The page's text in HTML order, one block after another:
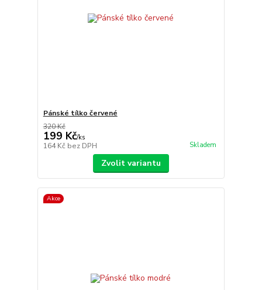
Pánské tílko červené
320 Kč
199 Kč/ks
164 Kč bez DPH Skladem
Zvolit variantu
Akce